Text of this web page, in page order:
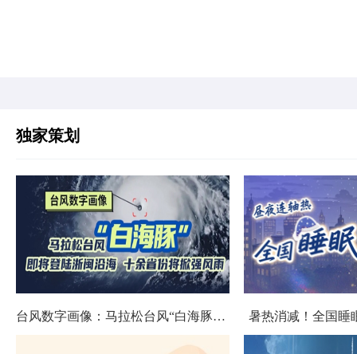
独家策划
台风数字画像：马拉松台风“白海豚”将影响十余省份 暑热消减！全国睡